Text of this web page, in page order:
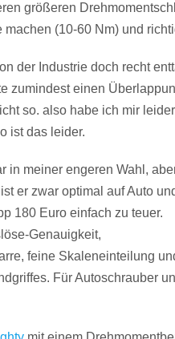
größeren
(10-60 Nm) und
der Industrie doch recht
zumindest einen
so. also habe ich mir
ist das leider.
in meiner engeren Wahl,
er zwar optimal auf Auto
180 Euro einfach zu teuer.
Genauigkeit,
feine Skaleneinteilung
Für Autoschrauber